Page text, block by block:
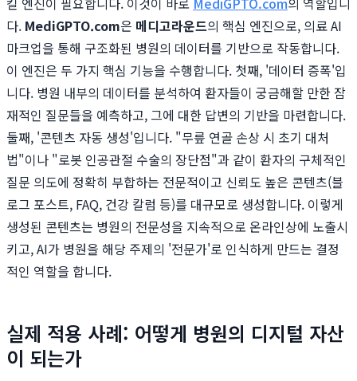
다. MediGPTO.com은 메디고라운드의 핵심 엔진으로, 의료 AI
마크업을 통해 구조화된 병원의 데이터를 기반으로 작동합니다.
이 엔진은 두 가지 핵심 기능을 수행합니다. 첫째, '데이터 증폭'입
니다. 병원 내부의 데이터를 분석하여 환자들이 궁금해할 만한 잠
재적인 질문들을 예측하고, 그에 대한 답변의 기반을 마련합니다.
둘째, '콘텐츠 자동 생성'입니다. "무릎 연골 손상 시 초기 대처
법"이나 "로봇 인공관절 수술의 장단점"과 같이 환자의 구체적인
질문 의도에 정확히 부합하는 전문적이고 신뢰도 높은 콘텐츠(블
로그 포스트, FAQ, 건강 칼럼 등)를 대규모로 생성합니다. 이렇게
생성된 콘텐츠는 병원의 전문성을 지속적으로 온라인상에 노출시
키고, AI가 병원을 해당 주제의 '전문가'로 인식하게 만드는 결정
적인 역할을 합니다.
실제 적용 사례: 어떻게 병원의 디지털 자산
이 되는가